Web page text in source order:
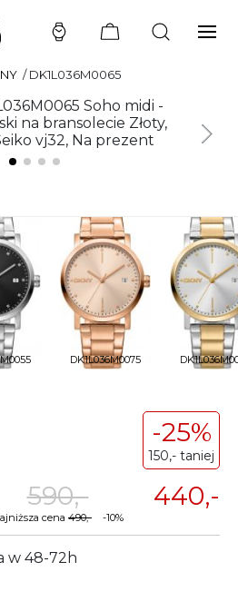
/DK1L036M0065
DK1L036M0075
-25%
150,- taniej
440,-
590,-
cena 490,- -10%
w 48-72h